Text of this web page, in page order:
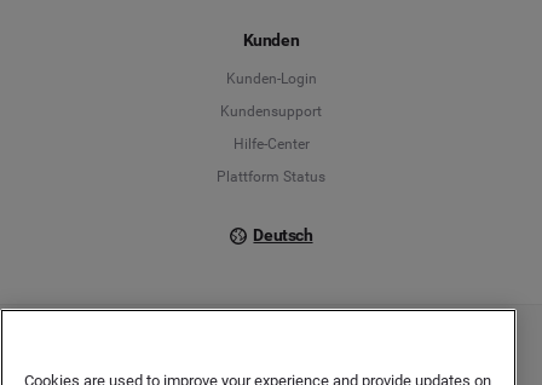
Kunden
Kunden-Login
Kundensupport
Hilfe-Center
Plattform Status
Deutsch
Cookies are used to improve your experience and provide updates on